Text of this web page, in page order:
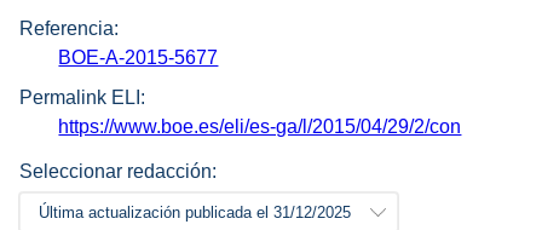
Referencia:
BOE-A-2015-5677
Permalink ELI:
https://www.boe.es/eli/es-ga/l/2015/04/29/2/con
Seleccionar redacción:
Última actualización publicada el 31/12/2025